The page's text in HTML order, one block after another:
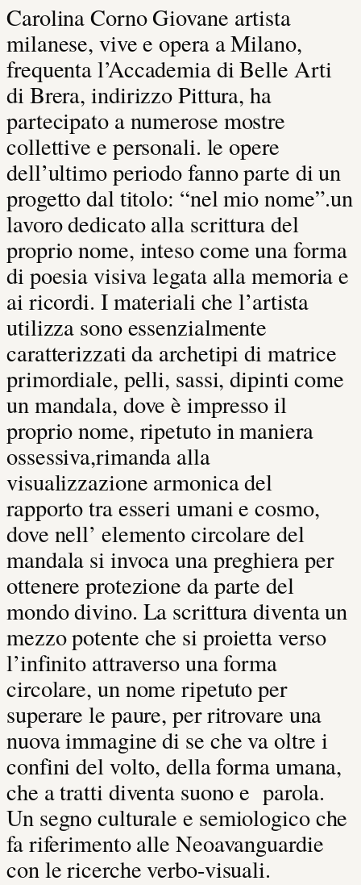
Carolina Corno Giovane artista
milanese, vive e opera a Milano,
frequenta l’Accademia di Belle Arti
di Brera, indirizzo Pittura, ha
partecipato a numerose mostre
collettive e personali. le opere
dell’ultimo periodo fanno parte di un
progetto dal titolo: “nel mio nome”.un
lavoro dedicato alla scrittura del
proprio nome, inteso come una forma
di poesia visiva legata alla memoria e
ai ricordi. I materiali che l’artista
utilizza sono essenzialmente
caratterizzati da archetipi di matrice
primordiale, pelli, sassi, dipinti come
un mandala, dove è impresso il
proprio nome, ripetuto in maniera
ossessiva,rimanda alla
visualizzazione armonica del
rapporto tra esseri umani e cosmo,
dove nell’ elemento circolare del
mandala si invoca una preghiera per
ottenere protezione da parte del
mondo divino. La scrittura diventa un
mezzo potente che si proietta verso
l’infinito attraverso una forma
circolare, un nome ripetuto per
superare le paure, per ritrovare una
nuova immagine di se che va oltre i
confini del volto, della forma umana,
che a tratti diventa suono e parola.
Un segno culturale e semiologico che
fa riferimento alle Neoavanguardie
con le ricerche verbo-visuali.